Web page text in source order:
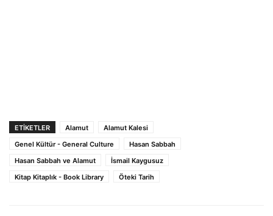
ETIKETLER Alamut
Alamut Kalesi
Genel Kültür - General Culture
Hasan Sabbah
Hasan Sabbah ve Alamut
İsmail Kaygusuz
Kitap Kitaplık - Book Library
Öteki Tarih